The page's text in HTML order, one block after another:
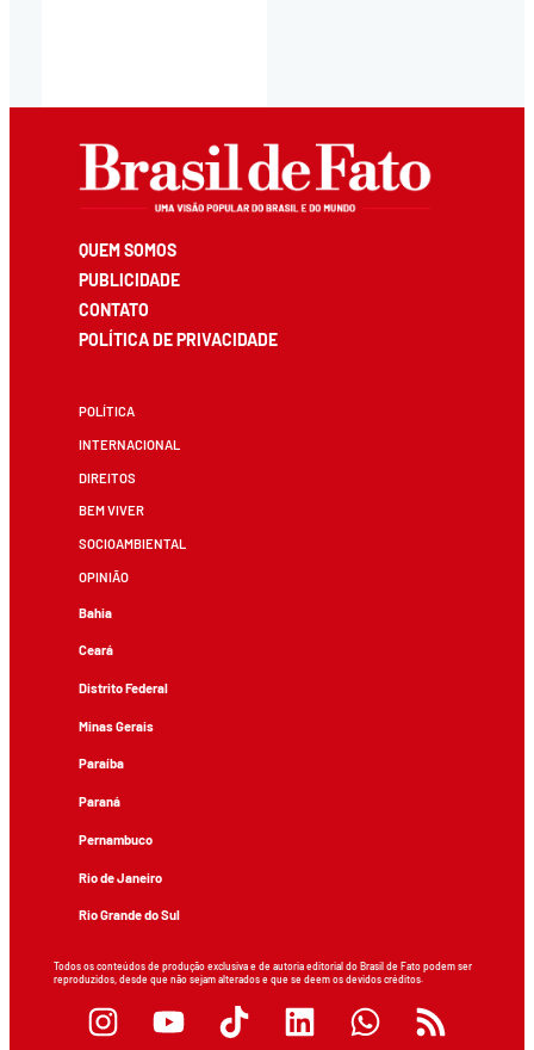
QUEM SOMOS
PUBLICIDADE
CONTATO
POLÍTICA DE PRIVACIDADE
POLÍTICA
INTERNACIONAL
DIREITOS
BEM VIVER
SOCIOAMBIENTAL
OPINIÃO
Bahia
Ceará
Distrito Federal
Minas Gerais
Paraíba
Paraná
Pernambuco
Rio de Janeiro
Rio Grande do Sul
Todos os conteúdos de produção exclusiva e de autoria editorial do Brasil de Fato podem ser
reproduzidos, desde que não sejam alterados e que se deem os devidos créditos.